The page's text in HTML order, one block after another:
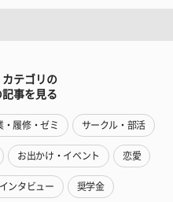
カテゴリの
事を見る
・履修・ゼミ サークル・部活
お出かけ・イベント 恋愛
ンタビュー 奨学金